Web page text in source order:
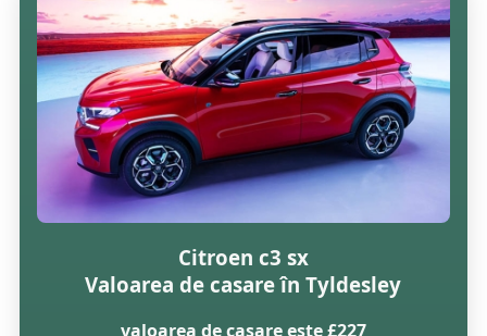
Citroen c3 sx
Valoarea de casare în Tyldesley
valoarea de casare este £227